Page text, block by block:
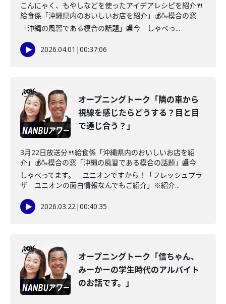
こんにゃく、もやしなどを使ったアイデアレシピを紹介🍴
給食係「沖縄県内のおいしいお店を紹介」💰🍶模合の窓
「沖縄の風習である模合の話題」🏬今 しゃべっ...
2026.04.01 |00:37:06
オープニングトーク「隣の車から
視線を感じたらどうする？目と目
で通じ合う？」
3月22日放送分🍴給食係「沖縄県内のおいしいお店を紹
介」💰🍶模合の窓「沖縄の風習である模合の話題」🏬今
しゃべってます。 ユニオンですから！「フレッシュプラ
ザ ユニオンの面白情報なんでもご紹介」※紹介...
2026.03.22|00:40:35
オープニングトーク「信ちゃん、
みーかーの学生時代のアルバイト
のお話です。」